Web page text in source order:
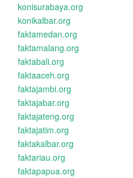
konisurabaya.org
konikalbar.org
faktamedan.org
faktamalang.org
faktabali.org
faktaaceh.org
faktajambi.org
faktajabar.org
faktajateng.org
faktajatim.org
faktakalbar.org
faktariau.org
faktapapua.org